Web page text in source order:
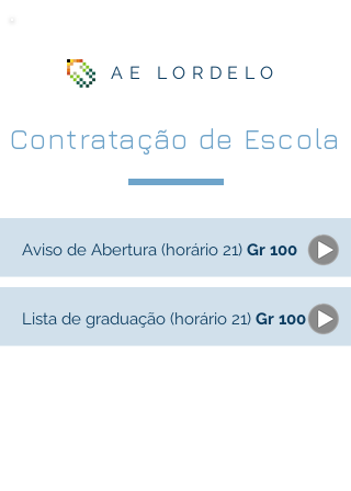
AE LORDELO
Contratação de Escola
Aviso de Abertura (horário 21) Gr 100
Lista de graduação (horário 21) Gr 100